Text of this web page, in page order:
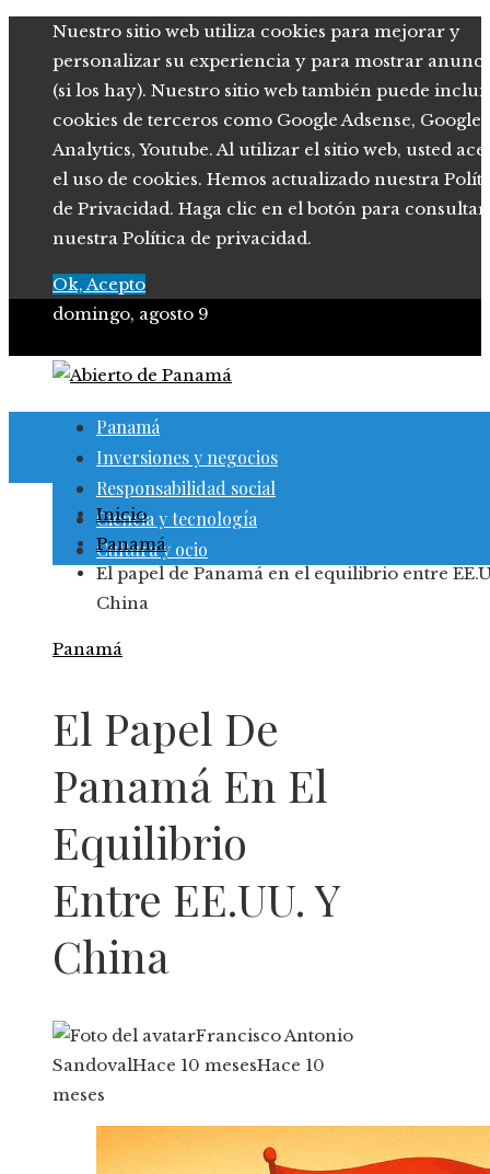
Nuestro sitio web utiliza cookies para mejorar y
personalizar su experiencia y para mostrar
(si los hay). Nuestro sitio web también puede
cookies de terceros como Google Adsense, Google
Analytics, Youtube. Al utilizar el sitio web, usted
el uso de cookies. Hemos actualizado nuestra
de Privacidad. Haga clic en el botón para consultar
nuestra Política de privacidad.
Ok, Acepto
domingo, agosto 9
Panamá
Inversiones y negocios
Responsabilidad social
Ciencia y tecnología
Cultura y ocio
Inicio
Panamá
El papel de Panamá en el equilibrio entre
China
Panamá
El Papel De
Panamá En El
Equilibrio
Entre EE.UU. Y
China
Francisco Antonio
SandovalHace 10 mesesHace 10
meses